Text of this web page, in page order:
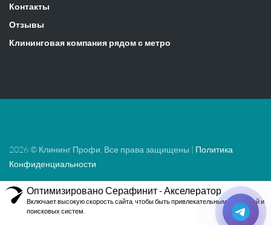
Контакты
Отзывы
Клининговая компания рядом с метро
2026 © Клининг Профи. Все права защищены | Политика
Конфиденциальности
Оптимизировано Серафинит - Акселератор
Включает высокую скорость сайта, чтобы быть привлекательным для людей и
поисковых систем.